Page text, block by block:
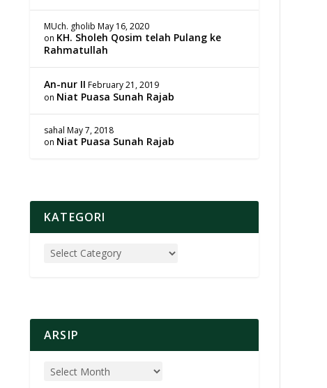
MUch. gholib May 16, 2020
on KH. Sholeh Qosim telah Pulang ke
Rahmatullah
An-nur II February 21, 2019
on Niat Puasa Sunah Rajab
sahal May 7, 2018
on Niat Puasa Sunah Rajab
KATEGORI
ARSIP